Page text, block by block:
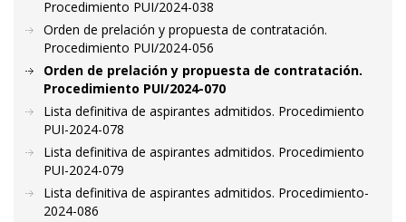
Procedimiento PUI/2024-038
Orden de prelación y propuesta de contratación.
Procedimiento PUI/2024-056
Orden de prelación y propuesta de contratación.
Procedimiento PUI/2024-070
Lista definitiva de aspirantes admitidos. Procedimiento
PUI-2024-078
Lista definitiva de aspirantes admitidos. Procedimiento
PUI-2024-079
Lista definitiva de aspirantes admitidos. Procedimiento-
2024-086